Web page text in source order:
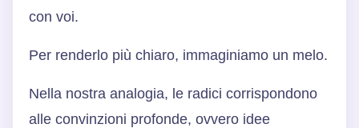
con voi.
Per renderlo più chiaro, immaginiamo un melo.
Nella nostra analogia, le radici corrispondono
alle convinzioni profonde, ovvero idee